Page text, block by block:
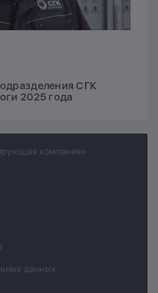
СГК
2025 года
компания»
данных